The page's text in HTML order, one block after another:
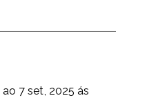
ao 7 set, 2025 ás